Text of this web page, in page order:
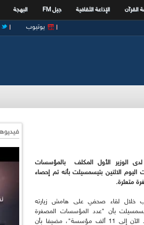
القرآن الإذاعة الثقافية جيل FM البهجة
يوتيوب
الوزير الأول المكلف
بالمؤسسات
الاثنين بتيسمسيلت بأنه تم إحصاء
متعثرة.
خلال لقاء صحفي على هامش زيارته
تيسمسيلت بأن "عدد المؤسسات المصغرة
المتعثرة قد وصل لحد الآن إلى 11 ألف مؤسسة"، مضيفا بأن